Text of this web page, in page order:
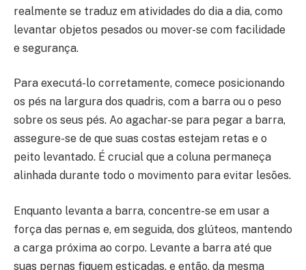
realmente se traduz em atividades do dia a dia, como
levantar objetos pesados ou mover-se com facilidade
e segurança.
Para executá-lo corretamente, comece posicionando
os pés na largura dos quadris, com a barra ou o peso
sobre os seus pés. Ao agachar-se para pegar a barra,
assegure-se de que suas costas estejam retas e o
peito levantado. É crucial que a coluna permaneça
alinhada durante todo o movimento para evitar lesões.
Enquanto levanta a barra, concentre-se em usar a
força das pernas e, em seguida, dos glúteos, mantendo
a carga próxima ao corpo. Levante a barra até que
suas pernas fiquem esticadas, e então, da mesma